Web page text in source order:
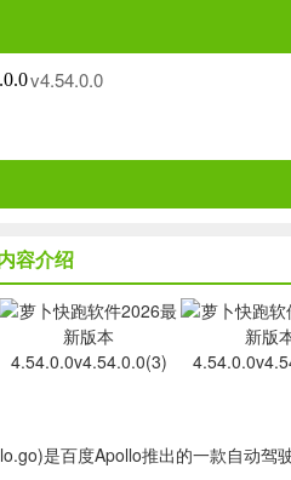
v4.54.0.0
容介绍
是百度Apollo推出的一款自动驾